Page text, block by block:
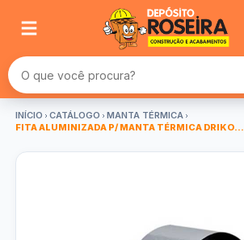
Buscar produtos
INÍCIO CATÁLOGO
MANTA TÉRMICA
FITA ALUMINIZADA P/ MANTA TÉRMICA DRIKO...